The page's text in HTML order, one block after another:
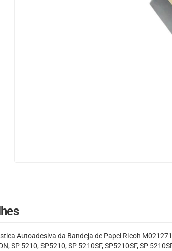
Autoadesiva da Bandeja de Papel Ricoh
SP 5210, SP5210, SP 5210SF, SP5210SF, SP